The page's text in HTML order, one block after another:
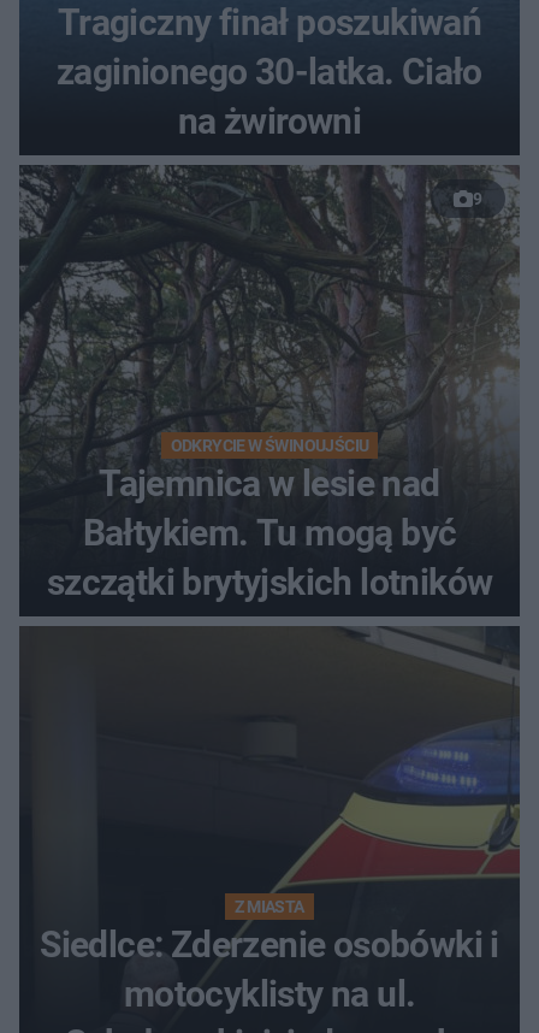
Tragiczny finał poszukiwań
zaginionego 30-latka. Ciało
na żwirowni
9
ODKRYCIE W ŚWINOUJŚCIU
Tajemnica w lesie nad
Bałtykiem. Tu mogą być
szczątki brytyjskich lotników
Z MIASTA
Siedlce: Zderzenie osobówki i
motocyklisty na ul.